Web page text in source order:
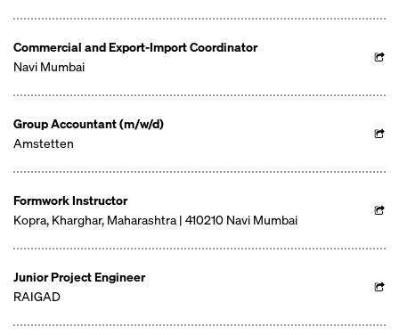
Commercial and Export-Import Coordinator
Navi Mumbai
Group Accountant (m/w/d)
Amstetten
Formwork Instructor
Kopra, Kharghar, Maharashtra | 410210 Navi Mumbai
Junior Project Engineer
RAIGAD